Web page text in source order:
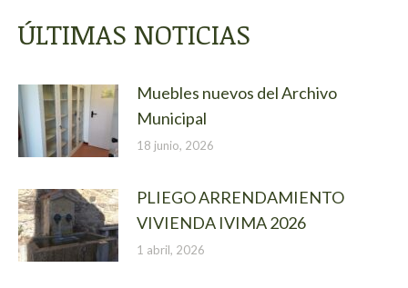
ÚLTIMAS NOTICIAS
Muebles nuevos del Archivo
Municipal
18 junio, 2026
PLIEGO ARRENDAMIENTO
VIVIENDA IVIMA 2026
1 abril, 2026